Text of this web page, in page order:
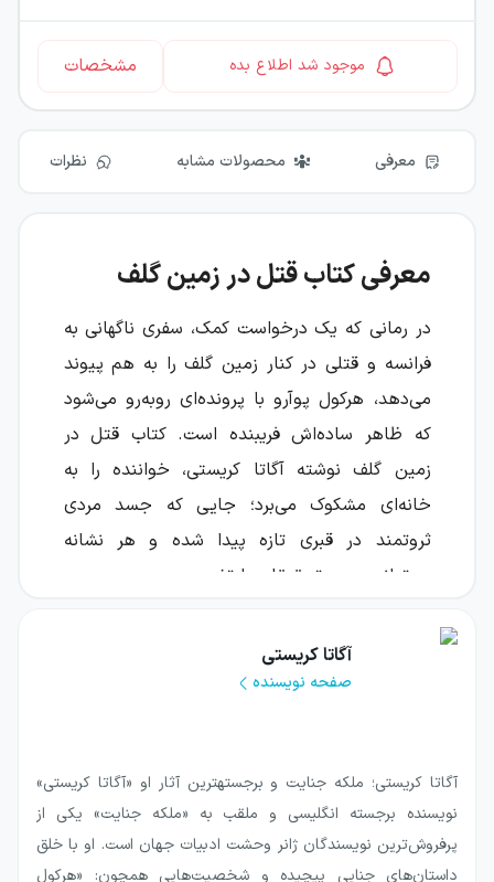
موجود شد اطلاع بده مشخصات
معرفی محصولات مشابه نظرات
معرفی کتاب قتل در زمین گلف
در رمانی که یک درخواست کمک، سفری ناگهانی به
فرانسه و قتلی در کنار زمین گلف را به هم پیوند
می‌دهد، هرکول پوآرو با پرونده‌ای روبه‌رو می‌شود
که ظاهر ساده‌اش فریبنده است. کتاب قتل در
زمین گلف نوشته آگاتا کریستی، خواننده را به
خانه‌ای مشکوک می‌برد؛ جایی که جسد مردی
ثروتمند در قبری تازه پیدا شده و هر نشانه
می‌تواند مسیر تحقیقات را تغییر دهد.
به نام سندرلا آشنا می‌شود. او خود را بندباز و
هنرپیشه معرفی می‌کند و از ناپدیدشدن خواهرش
رنو دریافت کرده است؛ مردی ثروتمند که از کارآگاه
مشهور درخواست کمک دارد. پوآرو و هستینگز
برای رسیدگی به این درخواست راهی فرانسه
می‌شوند، اما هنگام رسیدن درمی‌یابند که رنو دیگر
آگاتا کریستی
صفحه نویسنده
آگاتا کریستی؛ ملکه جنایت و برجستهترین آثار او «آگاتا کریستی»
نویسنده برجسته انگلیسی و ملقب به «ملکه جنایت» یکی از
پرفروش‌ترین نویسندگان ژانر وحشت ادبیات جهان است. او با خلق
داستان‌های جنایی پیچیده و شخصیت‌هایی همچون: «هرکول